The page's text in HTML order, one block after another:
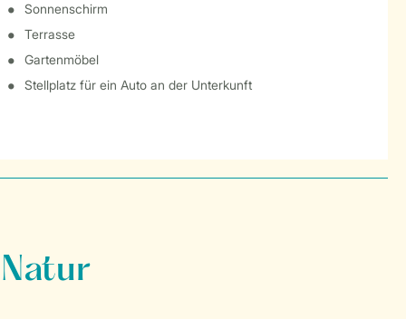
Sonnenschirm
Terrasse
Gartenmöbel
Stellplatz für ein Auto an der Unterkunft